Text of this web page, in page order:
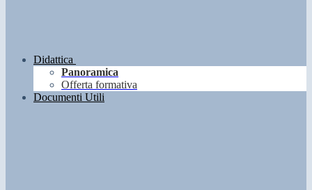
Didattica
Panoramica
Offerta formativa
Documenti Utili